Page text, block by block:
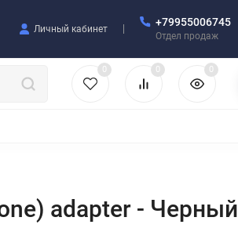
Личный кабинет
+79955006745
Отдел продаж
0 0 0
adapter - Черный